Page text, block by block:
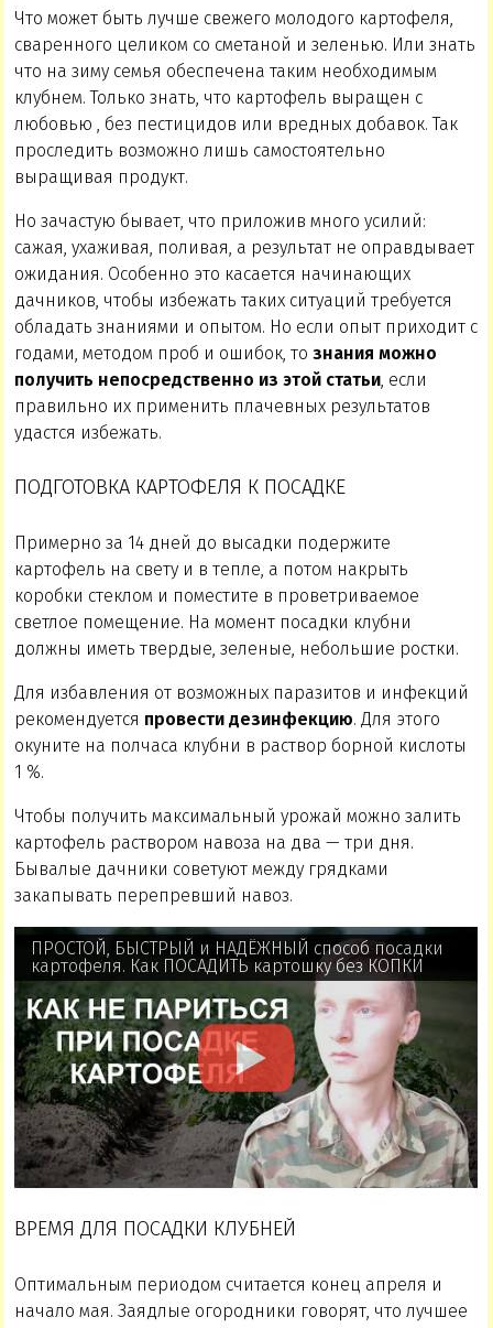
Что может быть лучше свежего молодого картофеля,
сваренного целиком со сметаной и зеленью. Или знать
что на зиму семья обеспечена таким необходимым
клубнем. Только знать, что картофель выращен с
любовью , без пестицидов или вредных добавок. Так
проследить возможно лишь самостоятельно
выращивая продукт.
Но зачастую бывает, что приложив много усилий:
сажая, ухаживая, поливая, а результат не оправдывает
ожидания. Особенно это касается начинающих
дачников, чтобы избежать таких ситуаций требуется
обладать знаниями и опытом. Но если опыт приходит с
годами, методом проб и ошибок, тознания можно
получить непосредственно из этой статьи , если
правильно их применить плачевных результатов
удастся избежать.
ПОДГОТОВКА КАРТОФЕЛЯ К ПОСАДКЕ
Примерно за 14 дней до высадки подержите
картофель на свету и в тепле, а потом накрыть
коробки стеклом и поместите в проветриваемое
светлое помещение. На момент посадки клубни
должны иметь твердые, зеленые, небольшие ростки.
Для избавления от возможных паразитов и инфекций
рекомендуется провести дезинфекцию. Для этого
окуните на полчаса клубни в раствор борной кислоты
1 %.
Чтобы получить максимальный урожай можно залить
картофель раствором навоза на два — три дня.
Бывалые дачники советуют между грядками
закапывать перепревший навоз.
ПРОСТОЙ, БЫСТРЫЙ и НАДЁЖНЫЙ способ посадки
картофеля. Как ПОСАДИТЬ картошку без КОПКИ
ВРЕМЯ ДЛЯ ПОСАДКИ КЛУБНЕЙ
Оптимальным периодом считается конец апреля и
начало мая. Заядлые огородники говорят, что лучшее